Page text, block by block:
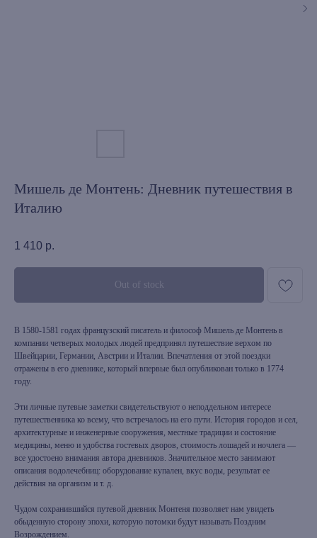
Мишель де Монтень: Дневник путешествия в
Италию
1 410 р.
Out of stock
В 1580-1581 годах французский писатель и философ Мишель де Монтень в
компании четверых молодых людей предпринял путешествие верхом по
Швейцарии, Германии, Австрии и Италии. Впечатления от этой поездки
отражены в его дневнике, который впервые был опубликован только в 1774
году.
Эти личные путевые заметки свидетельствуют о неподдельном интересе
путешественника ко всему, что встречалось на его пути. История городов и сел,
архитектурные и инженерные сооружения, местные традиции и состояние
медицины, меню и удобства гостевых дворов, стоимость лошадей и ночлега —
все удостоено внимания автора дневников. Значительное место занимают
описания водолечебниц: оборудование купален, вкус воды, результат ее
действия на организм и т. д.
Чудом сохранившийся путевой дневник Монтеня позволяет нам увидеть
обыденную сторону эпохи, которую потомки будут называть Поздним
Возрождением.